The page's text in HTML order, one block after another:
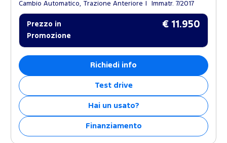
Cambio Automatico, Trazione Anteriore
Immatr. 7/2017
Prezzo in
Promozione
€ 11.950
Richiedi info
Test drive
Hai un usato?
Finanziamento